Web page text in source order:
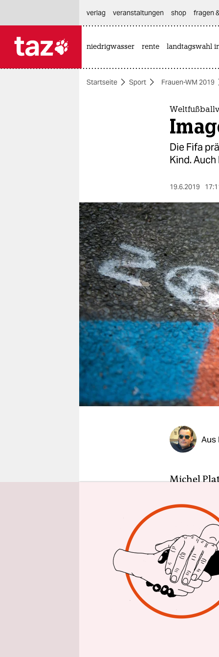
themen
berlin
nord
wahrheit
verlag
verlag
veranstaltungen
shop
fragen & hilfe
unterstützen
abo
verlag
veranstaltungen shop fragen
niedrigwasser rente landtagswahl
Startseite Sport Frauen-WM 2019
Die Fifa
Kind.
19.6.2019
Aus
Michel
nehmen,
Und da
WM 2022
Gott
Die wird
die